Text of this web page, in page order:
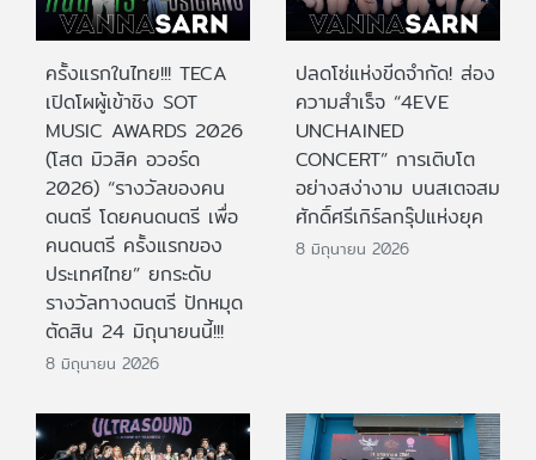
ครั้งแรกในไทย!!! TECA
เปิดโผผู้เข้าชิง SOT
MUSIC AWARDS 2026
(โสต มิวสิค อวอร์ด
2026) “รางวัลของคน
ดนตรี โดยคนดนตรี เพื่อ
คนดนตรี ครั้งแรกของ
ประเทศไทย” ยกระดับ
รางวัลทางดนตรี ปักหมุด
ตัดสิน 24 มิถุนายนนี้!!!
8 มิถุนายน 2026
ปลดโซ่แห่งขีดจำกัด! ส่อง
ความสำเร็จ “4EVE
UNCHAINED
CONCERT” การเติบโต
อย่างสง่างาม บนสเตจสม
ศักดิ์ศรีเกิร์ลกรุ๊ปแห่งยุค
8 มิถุนายน 2026